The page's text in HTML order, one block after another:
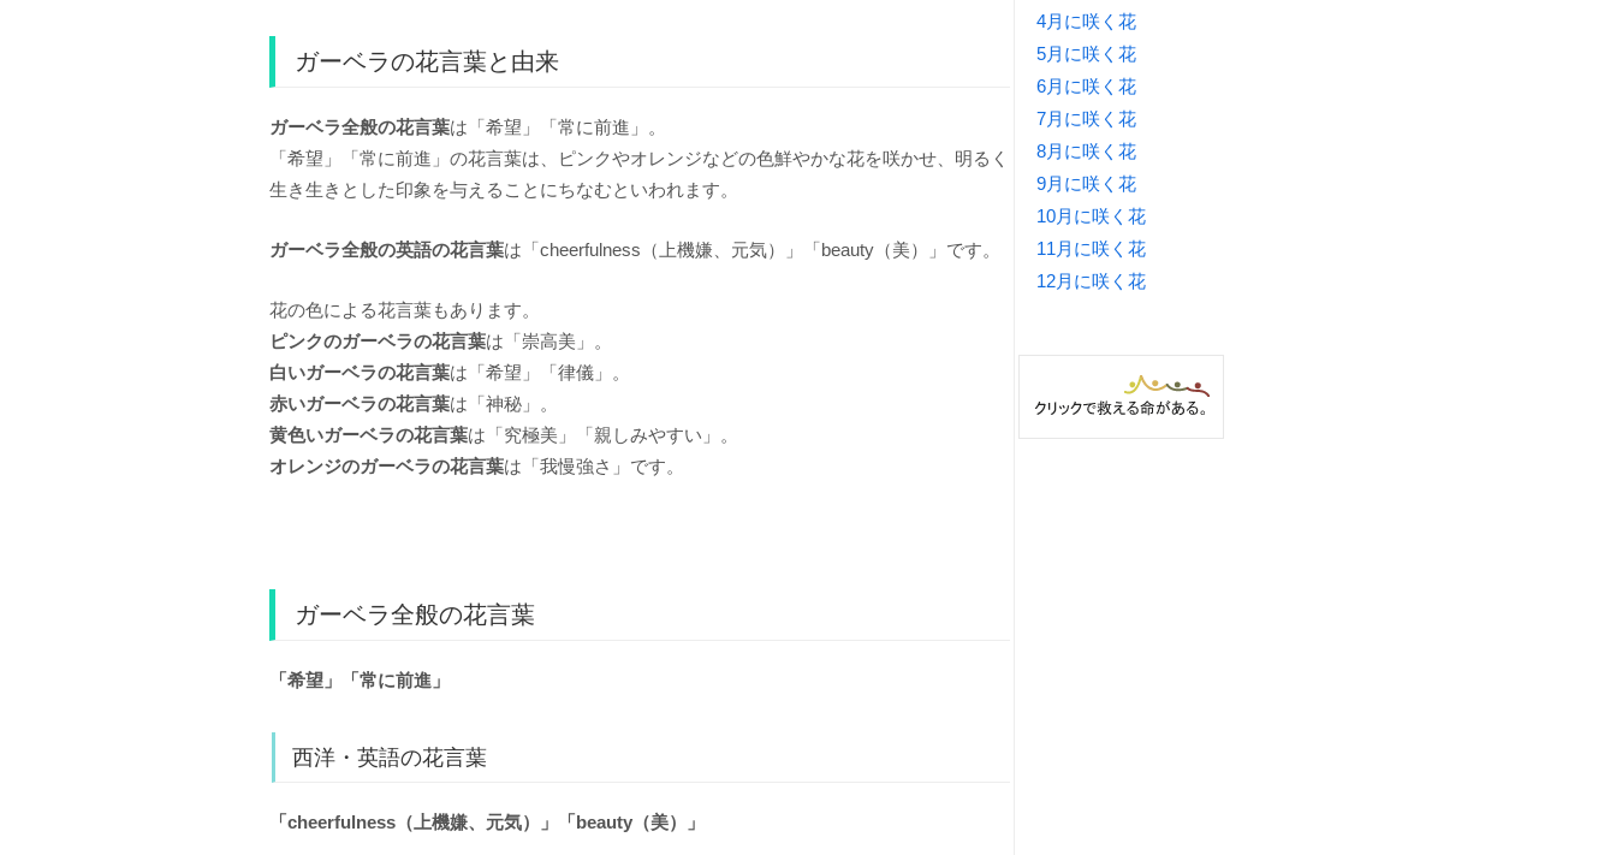
ガーベラの花言葉と由来
ガーベラ全般の花言葉は「希望」「常に前進」。
「希望」「常に前進」の花言葉は、ピンクやオレンジなどの色鮮やかな花を咲かせ、明るく
生き生きとした印象を与えることにちなむといわれます。
ガーベラ全般の英語の花言葉は「cheerfulness（上機嫌、元気）」「beauty（美）」です。
花の色による花言葉もあります。
ピンクのガーベラの花言葉は「崇高美」。
白いガーベラの花言葉は「希望」「律儀」。
赤いガーベラの花言葉は「神秘」。
黄色いガーベラの花言葉は「究極美」「親しみやすい」。
オレンジのガーベラの花言葉は「我慢強さ」です。
ガーベラ全般の花言葉
「希望」「常に前進」
西洋・英語の花言葉
「cheerfulness（上機嫌、元気）」「beauty（美）」
4月に咲く花
5月に咲く花
6月に咲く花
7月に咲く花
8月に咲く花
9月に咲く花
10月に咲く花
11月に咲く花
12月に咲く花